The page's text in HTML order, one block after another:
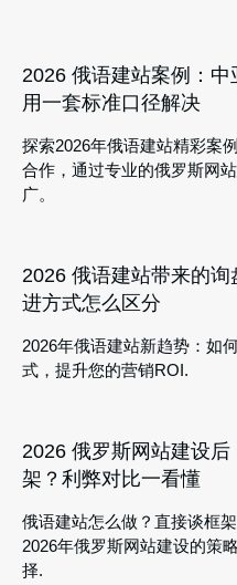
2026 俄语建站案例：
用一套标准口径解决
探索2026年俄语建站精彩案
合作，通过专业的俄罗斯网
广。
2026 俄语建站带来的
进方式怎么区分
2026年俄语建站新趋势：如
式，提升您的营销ROI.
2026 俄罗斯网站建设
架？利弊对比一看懂
俄语建站怎么做？直接谈框
2026年俄罗斯网站建设的策
择.